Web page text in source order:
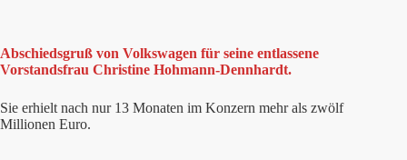
Abschiedsgruß von Volkswagen für seine entlassene
Vorstandsfrau Christine Hohmann-Dennhardt.
Sie erhielt nach nur 13 Monaten im Konzern mehr als zwölf
Millionen Euro.